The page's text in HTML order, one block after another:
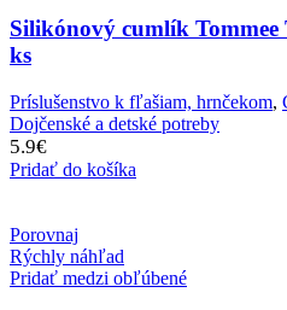
Silikónový cumlík Tommee
ks
Príslušenstvo k fľašiam, hrnčekom,
Dojčenské a detské potreby
5.9€
Pridať do košíka
Porovnaj
Rýchly náhľad
Pridať medzi obľúbené